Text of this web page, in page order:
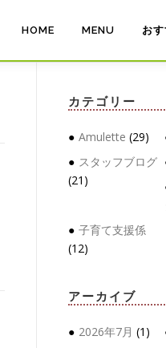
HOME MENU お
カテゴリー
Amulette (29)
スタッフブログ
(21)
子育て支援係
(12)
アーカイブ
2026年7月 (1)